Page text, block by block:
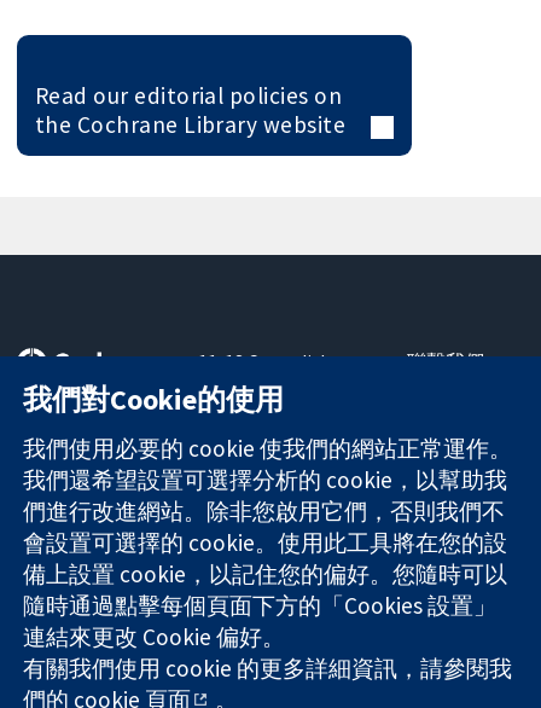
Read our editorial policies on
the Cochrane Library website
可信任實證
知情決定
更完善的健康照
護
11-13 Cavendish
Square
London
W1G 0AN
United Kingdom
聯繫我們
關於我們
工作機會
Cochrane
Library
The Cochrane Collaboration is a charity (no. 1045921) and a
company limited by guarantee (no. 03044323) registered in
England & Wales. VAT registration number GB 718 2127 49.
我們對Cookie的使用
我們使用必要的 cookie 使我們的網站正常運作。
我們還希望設置可選擇分析的 cookie，以幫助我
們進行改進網站。除非您啟用它們，否則我們不
會設置可選擇的 cookie。使用此工具將在您的設
備上設置 cookie，以記住您的偏好。您隨時可以
隨時通過點擊每個頁面下方的「Cookies 設置」
連結來更改 Cookie 偏好。
有關我們使用 cookie 的更多詳細資訊，請參閱我
們的 cookie 頁面 。